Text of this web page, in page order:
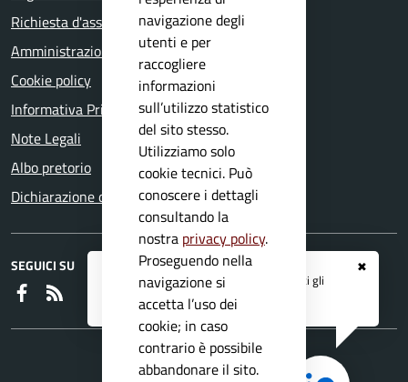
✖
Registrati ai serviziAPP IO
e ricevi tutti gli
aggiornamenti dall'Ente
Richiesta d'assistenza
Amministrazione trasparente
Cookie policy
Informativa Privacy
Note Legali
Albo pretorio
Dichiarazione di accessibilità
SEGUICI SU
Faceboook
navigazione degli
utenti e per
raccogliere
informazioni
sull’utilizzo statistico
del sito stesso.
Utilizziamo solo
cookie tecnici. Può
conoscere i dettagli
consultando la
nostra privacy policy.
Proseguendo nella
navigazione si
accetta l’uso dei
cookie; in caso
contrario è possibile
abbandonare il sito.